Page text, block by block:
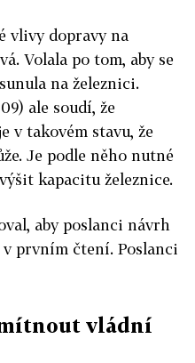
vlivy dopravy na
Volala po tom, aby se
na železnici.
ale soudí, že
v takovém stavu, že
Je podle něho nutné
kapacitu železnice.
aby poslanci návrh
prvním čtení. Poslanci
vládní